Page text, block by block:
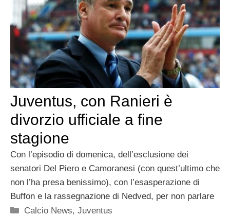
Juventus, con Ranieri è
divorzio ufficiale a fine
stagione
Con l’episodio di domenica, dell’esclusione dei
senatori Del Piero e Camoranesi (con quest’ultimo che
non l’ha presa benissimo), con l’esasperazione di
Buffon e la rassegnazione di Nedved, per non parlare
Categorie
Calcio News,Juventus